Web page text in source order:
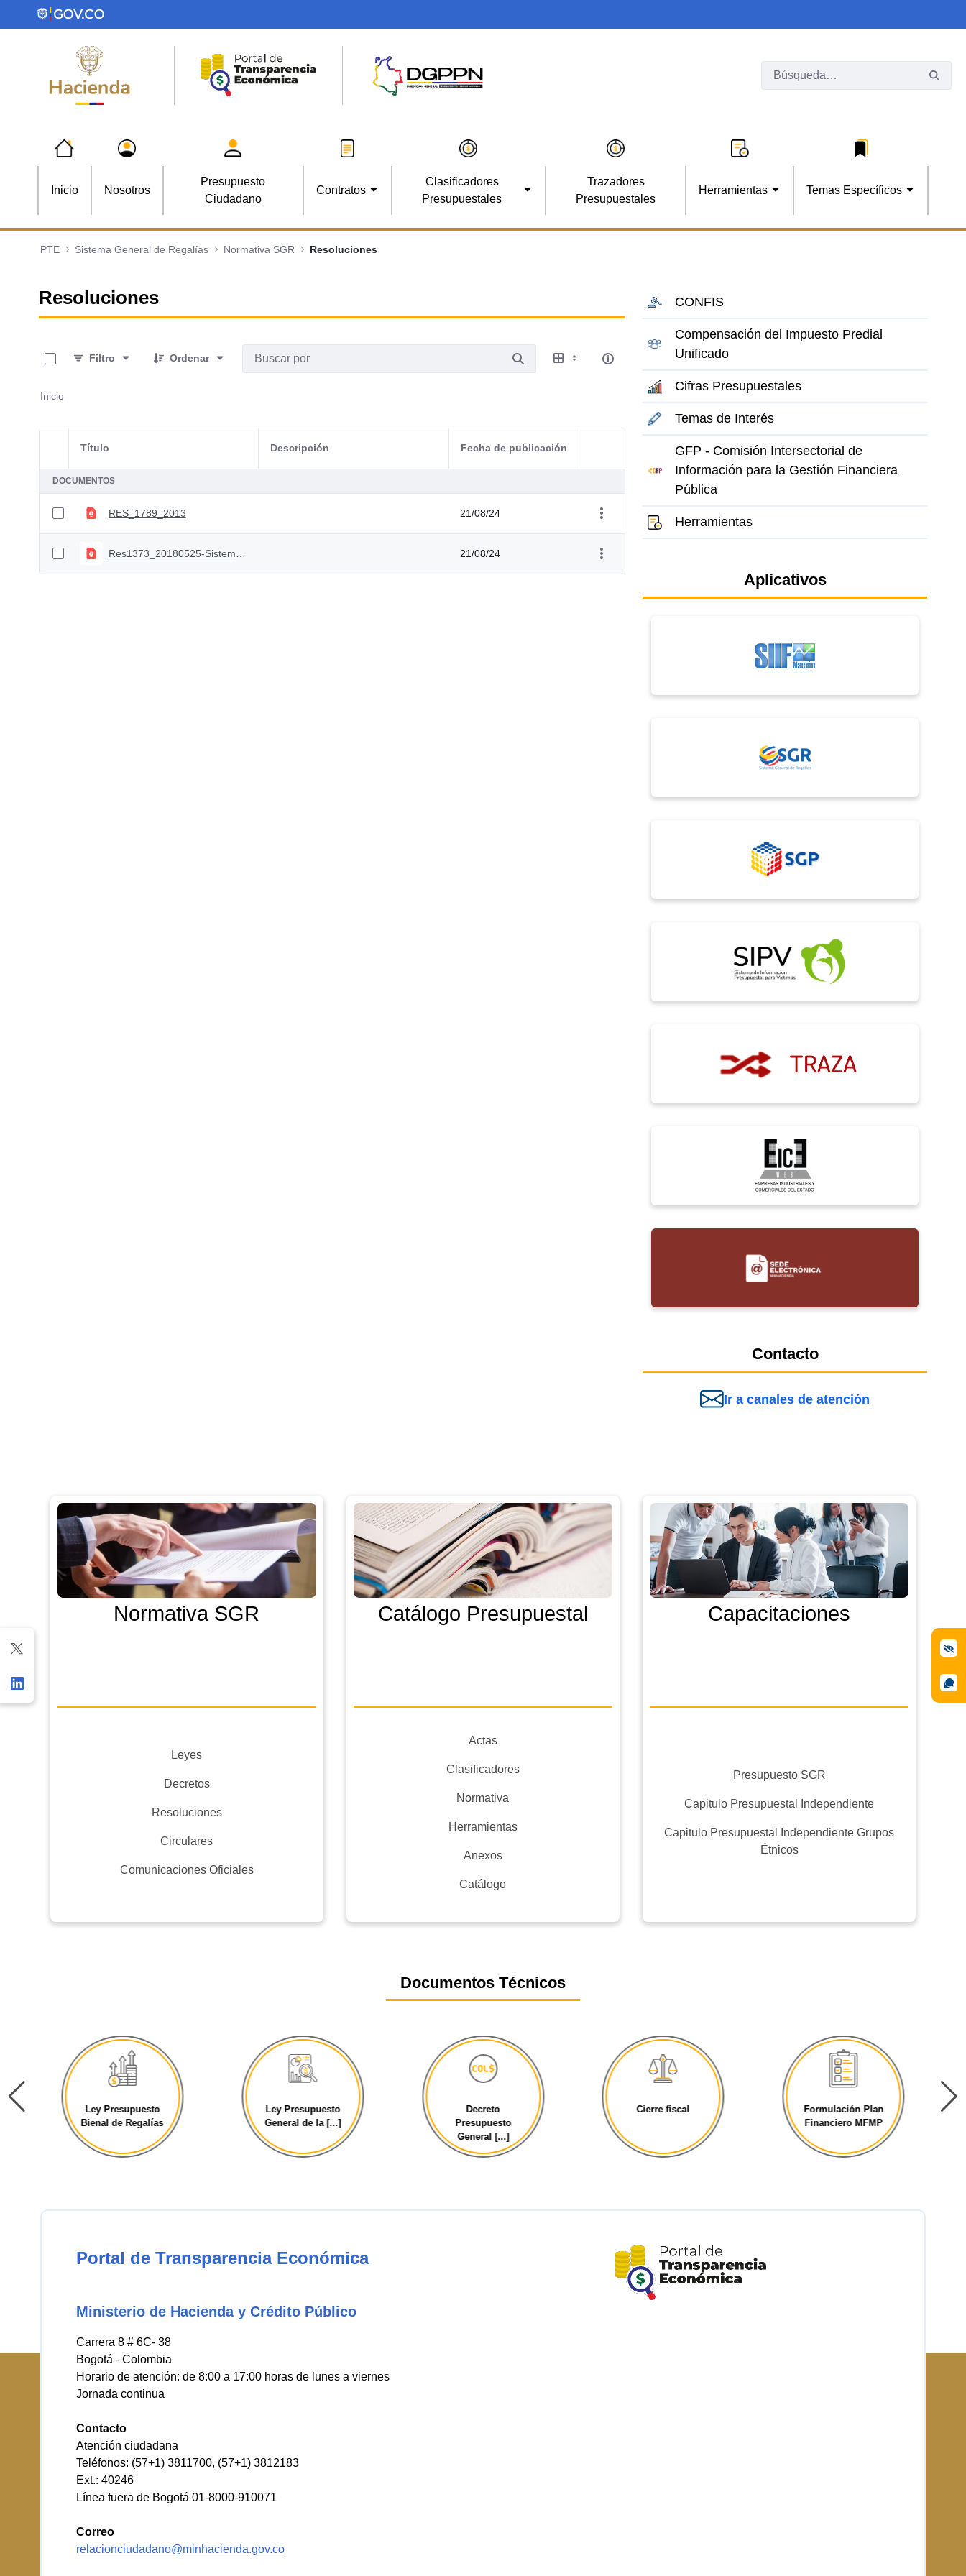
Saltar al contenido principal
Inicio Nosotros
Presupuesto
Ciudadano
Contratos
Clasificadores
Presupuestales
Trazadores
Presupuestales
Herramientas Temas Específicos
PTE Sistema General de Regalías Normativa SGR Resoluciones
Resoluciones
Filtro
Ordenar
Inicio
Selección del elemento
Título Descripción Fecha de publicación
Acciones del elemento
DOCUMENTOS
RES_1789_2013 21/08/24
21/08/24
CONFIS
Compensación del Impuesto Predial
Unificado
Cifras Presupuestales
Temas de Interés
GFP - Comisión Intersectorial de
Información para la Gestión Financiera
Pública
Herramientas
Aplicativos
Contacto
Ir a canales de atención
Normativa SGR
Leyes
Decretos
Resoluciones
Circulares
Comunicaciones Oficiales
Catálogo Presupuestal
Actas
Clasificadores
Normativa
Herramientas
Anexos
Catálogo
Capacitaciones
Presupuesto SGR
Capitulo Presupuestal Independiente
Capitulo Presupuestal Independiente Grupos
Étnicos
Documentos Técnicos
Ley Presupuesto
Bienal de Regalías
Ley Presupuesto
General de la [...]
Decreto
Presupuesto
General [...]
Cierre fiscal
Formulación Plan
Financiero MFMP
Portal de Transparencia Económica
Ministerio de Hacienda y Crédito Público
Carrera 8 # 6C- 38
Bogotá - Colombia
Horario de atención: de 8:00 a 17:00 horas de lunes a viernes
Jornada continua
Contacto
Atención ciudadana
Teléfonos: (57+1) 3811700, (57+1) 3812183
Ext.: 40246
Línea fuera de Bogotá 01-8000-910071
Correo
relacionciudadano@minhacienda.gov.co